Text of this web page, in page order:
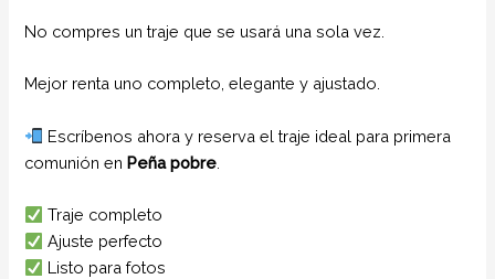
No compres un traje que se usará una sola vez.
Mejor renta uno completo, elegante y ajustado.
Escríbenos ahora y reserva el traje ideal para primera
comunión enPeña pobre
Traje completo
Ajuste perfecto
Listo para fotos